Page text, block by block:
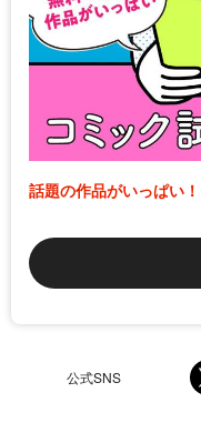
話題の作品がいっぱい！
公式SNS